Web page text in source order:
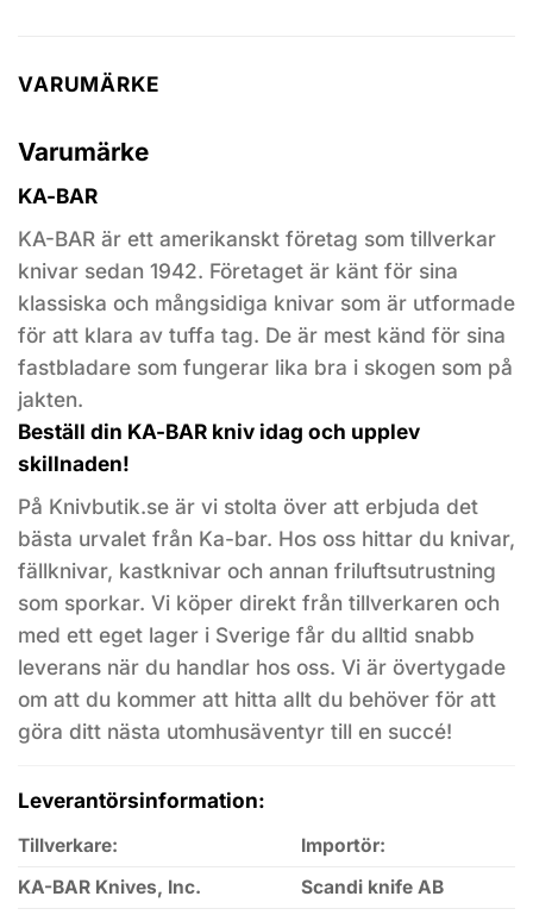
VARUMÄRKE
Varumärke
KA-BAR
KA-BAR är ett amerikanskt företag som tillverkar
knivar sedan 1942. Företaget är känt för sina
klassiska och mångsidiga knivar som är utformade
för att klara av tuffa tag. De är mest känd för sina
fastbladare som fungerar lika bra i skogen som på
jakten.
Beställ din KA-BAR kniv idag och upplev
skillnaden!
På Knivbutik.se är vi stolta över att erbjuda det
bästa urvalet från Ka-bar. Hos oss hittar du knivar,
fällknivar, kastknivar och annan friluftsutrustning
som sporkar. Vi köper direkt från tillverkaren och
med ett eget lager i Sverige får du alltid snabb
leverans när du handlar hos oss. Vi är övertygade
om att du kommer att hitta allt du behöver för att
göra ditt nästa utomhusäventyr till en succé!
Leverantörsinformation:
Tillverkare:
Importör:
KA-BAR Knives, Inc.
Scandi knife AB